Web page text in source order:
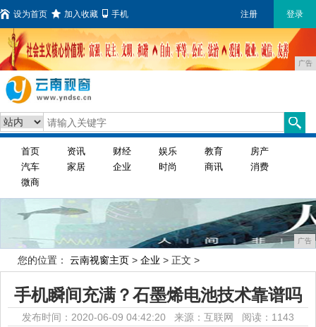
设为首页 加入收藏 手机 注册 登录
广告
首页 资讯 财经 娱乐 教育
房产
汽车
家居 企业 时尚 商讯
消费
微商
广告
您的位置： 云南视窗主页 > 企业 > 正文 >
手机瞬间充满？石墨烯电池技术靠谱吗
发布时间：2020-06-09 04:42:20 来源：互联网 阅读：1143